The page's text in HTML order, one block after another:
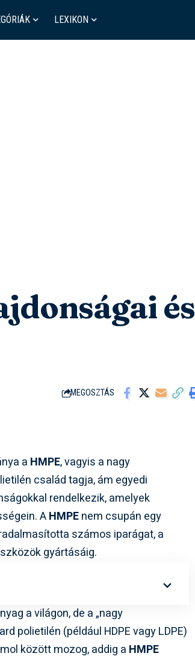
LEXIKON
és
MEGOSZTÁS
a HMPE, vagyis a nagy
család tagja, ám egyedi
rendelkezik, amelyek
AHMPEnem csupán egy
számos iparágat, a
gyártásáig.
a világon, de a „nagy
polietilén (például HDPE vagy LDPE)
között mozog, addig a HMPE